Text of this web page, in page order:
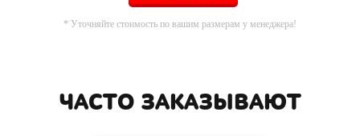
* Уточняйте стоимость по вашим размерам у менеджера!
ЧАСТО ЗАКАЗЫВАЮТ